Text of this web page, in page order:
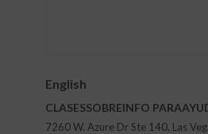
English
CLASESSOBREINFO PARA
7260 W. Azure Dr Ste 140, Las